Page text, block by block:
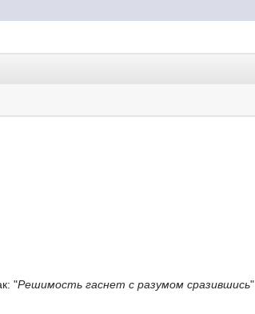
"Решимость гаснет с разумом сразившись"